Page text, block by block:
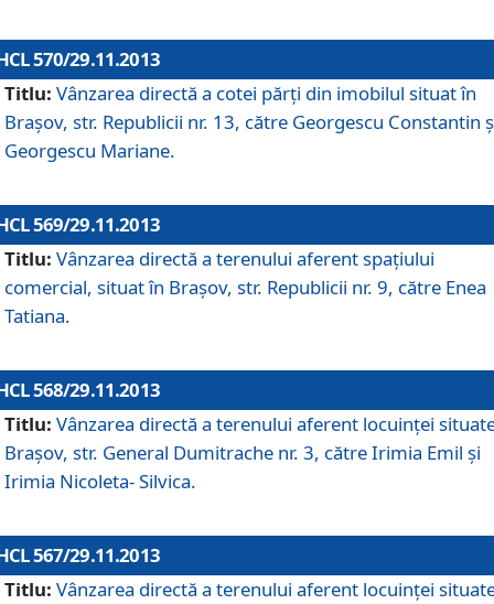
570/29.11.2013
Titlu: Vânzarea directă a cotei părţi din imobilul situat în
Braşov, str. Republicii nr. 13, către Georgescu Constantin
Georgescu Mariane.
569/29.11.2013
Titlu: Vânzarea directă a terenului aferent spaţiului
comercial, situat în Braşov, str. Republicii nr. 9, către Enea
Tatiana.
568/29.11.2013
Titlu: Vânzarea directă a terenului aferent locuinţei
Braşov, str. General Dumitrache nr. 3, către Irimia Emil şi
Irimia Nicoleta- Silvica.
567/29.11.2013
Titlu: Vânzarea directă a terenului aferent locuinţei